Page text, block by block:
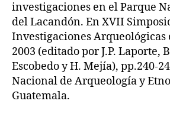
investigaciones en el Parque
del Lacandón. En XVII
Investigaciones Arqueológicas
2003 (editado por J.P. Laporte,
Escobedo y H. Mejía), pp.240-
Nacional de Arqueología y
Guatemala.